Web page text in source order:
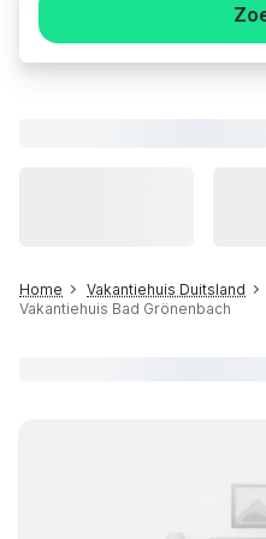
Home Vakantiehuis Duitsland
Vakantiehuis Bad Grönenbach